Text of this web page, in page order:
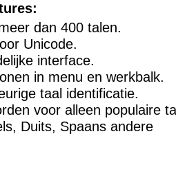
dan 400 talen.
Unicode.
interface.
in menu en werkbalk.
taal identificatie.
voor alleen populaire
Duits, Spaans andere